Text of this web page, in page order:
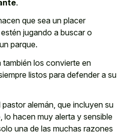
.
que sea un placer
jugando a buscar o
parque.
los convierte en
listos para defender a su
alemán, que incluyen su
hacen muy alerta y sensible
una de las muchas razones